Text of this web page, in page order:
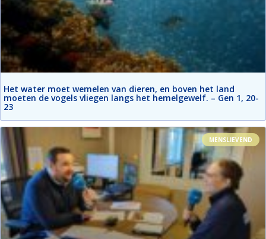
Het water moet wemelen van dieren, en boven het land
moeten de vogels vliegen langs het hemelgewelf. – Gen 1, 20-
23
MENSLIEVEND